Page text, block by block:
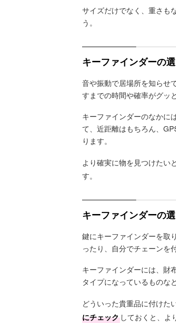
サイズだけでなく、重さも
う。
キーファインダーの
音や振動で居場所を知らせ
すまでの時間や確率がグッ
キーファインダーのなかに
て、近距離はもちろん、
ります。
より確実に物を見つけたい
す。
キーファインダーの
鍵にキーファインダーを取
ったり、自分でチェーンを
キーファインダーには、財
タイプになっているものな
どういった貴重品に付けた
にチェック しておくと、よ